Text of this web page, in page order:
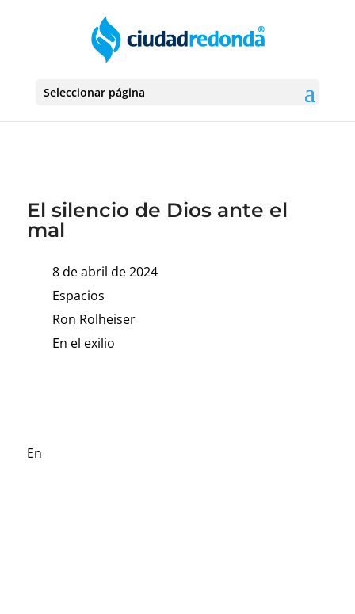
Seleccionar página
El silencio de Dios ante el
mal
8 de abril de 2024
Espacios
Ron Rolheiser
En el exilio
En